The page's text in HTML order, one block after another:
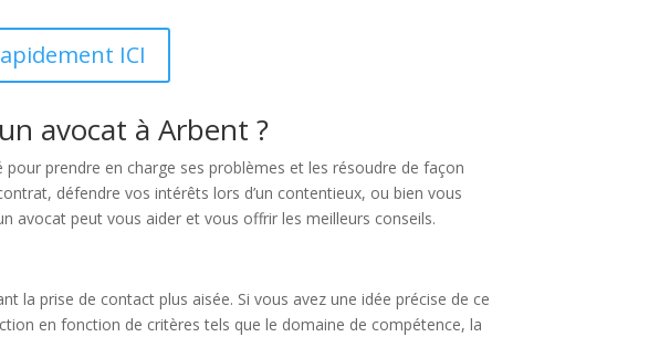
ICI
avocat à Arbent ?
pour prendre en charge ses problèmes et les résoudre de façon
défendre vos intérêts lors d’un contentieux, ou bien vous
avocat peut vous aider et vous offrir les meilleurs conseils.
la prise de contact plus aisée. Si vous avez une idée précise de ce
en fonction de critères tels que le domaine de compétence, la